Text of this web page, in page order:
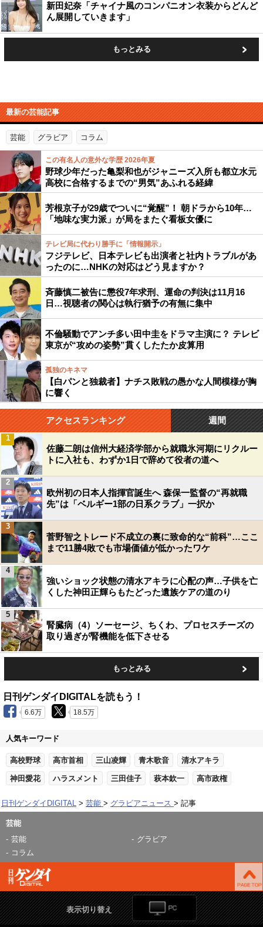
新田妃奈「チャイナ風のコンパニオン衣装からどんど
ん展開していきます」
もっとみる
最新の芸能記事
芸能 グラビア コラム
この有名人の意外な学歴 2026年夏
野球少年だった亀梨和也がジャニーズ入所も都立水元
高校に合格するまでの“男気”あふれる経緯
芳根京子が29歳でついに“覚醒”！ 朝ドラから10年…
「地味な実力派」が局をまたぐ看板女優に
テレビ局に代わり勝手に「情報開示」
フジテレビ、日本テレビも出演者と社内トラブルがあ
ったのに…NHKの対応はどう見ますか？
斉藤慎二被告に懲役7年求刑、運命の判決は11月16
日…視聴者の関心は執行猶予の有無に集中
不倫騒動でアンチ多い田中圭をドラマ主演に？ テレビ
東京が“攻めの姿勢”貫くしたたか皮算用
孤独のキネマ
【白パンと独裁者】ナチス敗戦の愚かな人間模様が胸
に響く
アクセスランキング 週間
佐藤二朗は信州大経済学部から就職氷河期にリクルー
トに入社も、わずか1日で辞めて役者の道へ
1
欧州初の日本人指揮官誕生へ 森保一監督の“再就職
先”は「ベルギー1部の日系クラブ」一択か
2
菅野智之トレード不成立の裏に致命的な“前科”…ここ
まで11勝4敗でも市場価値が低かったワケ
3
強いショック状態の清水アキラに心配の声…子供を亡
くした神田正輝らもたどった遺族ケアの道のり
4
腎臓病（4）ソーセージ、ちくわ、プロセスチーズの
取り過ぎが腎機能を低下させる
5
もっとみる
日刊ゲンダイDIGITALを読もう！
6.6万 18.5万
人気キーワード
高校野球 高市首相 三山凌輝 青木歌音 清水アキラ
神田愛花 ハラスメント 三田佳子 萩本欽一 高市政権
日刊ゲンダイDIGITAL 芸能 グラビアニュース 記事
芸能
芸能
グラビア
コラム
表示切り替え